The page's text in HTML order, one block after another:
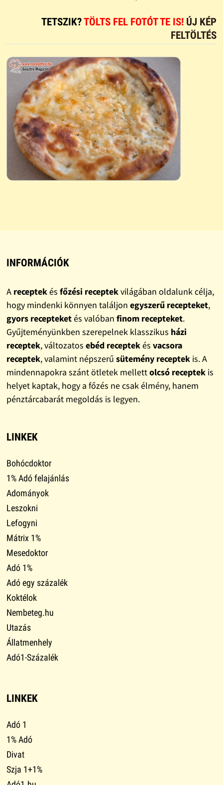
TETSZIK?TÖLTS FEL FOTÓT TE IS! ÚJ KÉP
FELTÖLTÉS
INFORMÁCIÓK
A receptekés főzési receptekvilágában oldalunk célja,
hogy mindenki könnyen találjon egyszerű recepteket,
gyors recepteketés valóban finom recepteket.
Gyűjteményünkben szerepelnek klasszikus házi
receptek, változatos ebéd receptekés vacsora
receptek, valamint népszerű sütemény receptekis. A
mindennapokra szánt ötletek mellettolcsó receptekis
helyet kaptak, hogy a főzés ne csak élmény, hanem
pénztárcabarát megoldás is legyen.
LINKEK
Bohócdoktor
1% Adó felajánlás
Adományok
Leszokni
Lefogyni
Mátrix 1%
Mesedoktor
Adó 1%
Adó egy százalék
Koktélok
Nembeteg.hu
Utazás
Állatmenhely
Adó1-Százalék
LINKEK
Adó 1
1% Adó
Divat
Szja 1+1%